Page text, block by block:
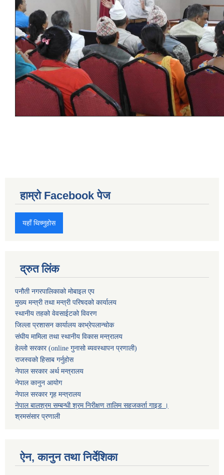
हाम्रो Facebook पेज
यहाँ थिच्नुहोस
द्रुत लिंक
पनौती नगरपालिकाको मोबाइल एप
मुख्य मन्त्री तथा मन्त्री परिषदको कार्यालय
स्थानीय तहको वेवसाईटको विवरण
जिल्ला प्रशासन कार्यालय काभ्रेपलान्चोक
संघीय मामिला तथा स्थानीय विकास मन्त्रालय
हेल्लो सरकार (online गुनासो ब्यवस्थापन प्रणाली)
राजस्वको हिसाब गर्नुहोस
नेपाल सरकार अर्थ मन्त्रालय
नेपाल कानुन आयोग
नेपाल सरकार गृह मन्त्रालय
नेपाल बालश्रम सम्बन्धी श्रम निरीक्षण तालिम सहजकर्ता गाइड ।
श्रमसंसार प्रणाली
ऐन, कानुन तथा निर्देशिका